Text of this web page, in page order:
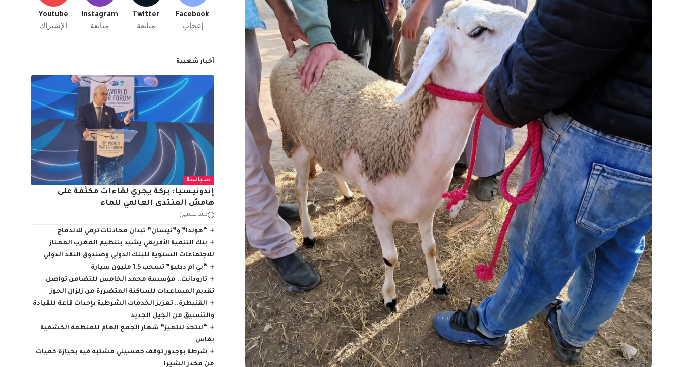
Facebook
إعجاب
Twitter
متابعة
Instagram
متابعة
Youtube
الإشتراك
أخبار شعبية
سياسة
إندونيسيا: بركة يجري لقاءات مكثفة على
هامش المنتدى العالمي للماء
منذ سنتين
“هوندا” و”نيسان” تبدآن محادثات ترمي للاندماج
بنك التنمية الأفريقي يشيد بتنظيم المغرب الممتاز
للاجتماعات السنوية للبنك الدولي وصندوق النقد الدولي
“بي ام دبليو” تسحب 1.5 مليون سيارة
تارودانت.. مؤسسة محمد الخامس للتضامن تواصل
تقديم المساعدات للساكنة المتضررة من زلزال الحوز
القنيطرة.. تعزيز الخدمات الشرطية بإحداث قاعة للقيادة
والتنسيق من الجيل الجديد
“لنتحد لنتميز” شعار الجمع العام للمنظمة الكشفية
بفاس
شرطة بوجدور توقف خمسيني مشتبه فيه بحيازة كميات
من مخدر الشيرا